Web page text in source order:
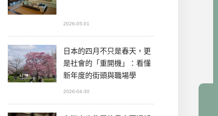
2026-05-01
日本的四月不只是春天，更
是社會的「重開機」：看懂
新年度的街頭與職場學
2026-04-30